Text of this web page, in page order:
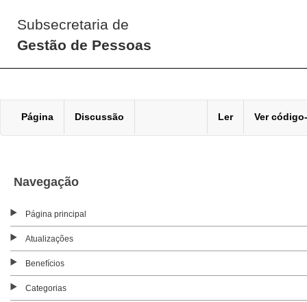
Subsecretaria de
Gestão de Pessoas
Página Discussão Ler Ver
Navegação
Página principal
Atualizações
Benefícios
Categorias